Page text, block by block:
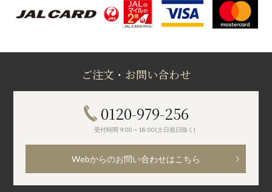
ご注文・お問い合わせ
0120-979-256
受付時間 9:00～18:00(土日祝日除く)
Webからのお問い合わせはこちら